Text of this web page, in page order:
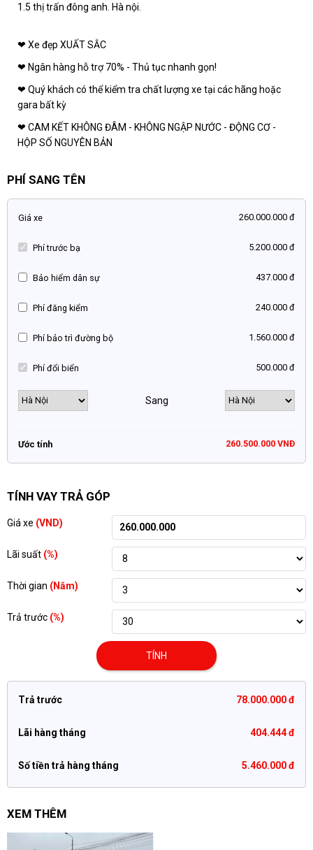
1.5 thị trấn đông anh. Hà nội.
❤ Xe đẹp XUẤT SẮC
❤ Ngân hàng hỗ trợ 70% - Thủ tục nhanh gọn!
❤ Quý khách có thể kiểm tra chất lượng xe tại các hãng hoặc
gara bất kỳ
❤ CAM KẾT KHÔNG ĐÂM - KHÔNG NGẬP NƯỚC - ĐỘNG CƠ -
HỘP SỐ NGUYÊN BẢN
PHÍ SANG TÊN
Giá xe 260.000.000 đ
Phí trước bạ 5.200.000 đ
Bảo hiểm dân sự 437.000 đ
Phí đăng kiểm 240.000 đ
Phí bảo trì đường bộ 1.560.000 đ
Phí đổi biển 500.000 đ
Sang
Ước tính 260.500.000 VNĐ
TÍNH VAY TRẢ GÓP
Giá xe (VND)
Lãi suất (%)
Thời gian (Năm)
Trả trước (%)
TÍNH
Trả trước 78.000.000 đ
Lãi hàng tháng 404.444 đ
Số tiền trả hàng tháng 5.460.000 đ
XEM THÊM